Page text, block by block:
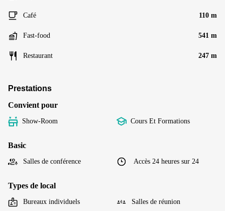
Café 110 m
Fast-food 541 m
Restaurant 247 m
Prestations
Convient pour
Show-Room Cours Et Formations
Basic
Salles de conférence Accès 24 heures sur 24
Types de local
Bureaux individuels Salles de réunion